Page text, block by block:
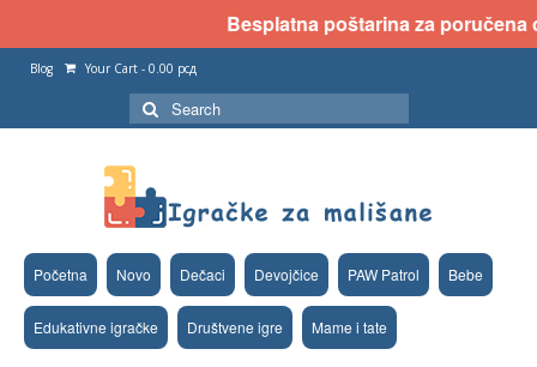
Besplatna poštarina za poručena
Blog Your Cart - 0.00 рсд
Search
for:
Početna Novo Dečaci Devojčice PAW Patrol Bebe
Edukativne igračke Društvene igre Mame i tate